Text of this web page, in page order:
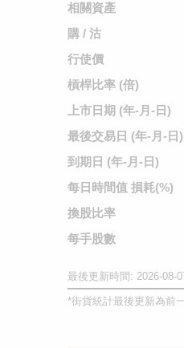
相關資產
購 / 沽
行使價
槓桿比率 (倍)
上市日期 (年-月-日)
最後交易日 (年-月-日)
到期日 (年-月-日)
每日時間值 損耗(%)
換股比率
每手股數
最後更新時間: 2026-08-
*街貨統計最後更新為前